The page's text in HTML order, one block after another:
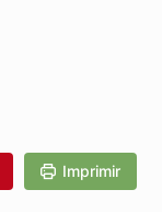
Imprimir